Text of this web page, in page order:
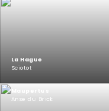
La Hague
Sciotot
Anse du Brick